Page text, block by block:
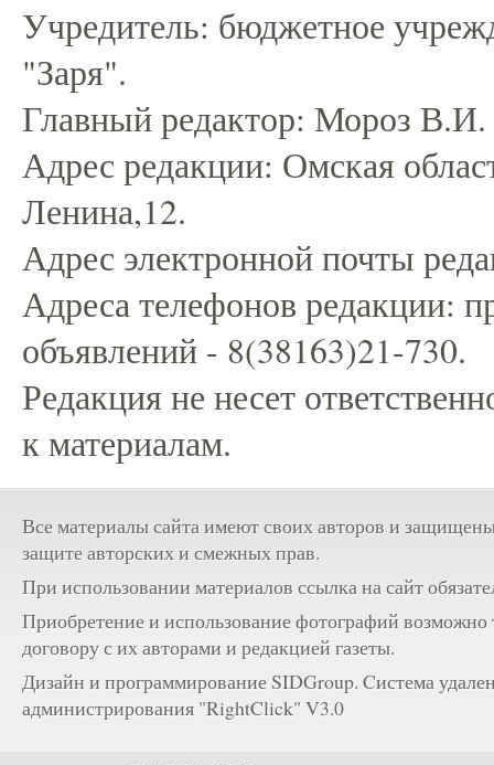
Учредитель: бюджетное
"Заря".
Главный редактор: Мороз В.И.
Адрес редакции: Омская
Ленина,12.
Адрес электронной почты
Адреса телефонов редакции:
объявлений - 8(38163)21-730.
Редакция не несет
к материалам.
Все материалы сайта имеют своих авторов и
защите авторских и смежных прав.
При использовании материалов ссылка на сайт
Приобретение и использование фотографий возможно
договору с их авторами и редакцией газеты.
Дизайн и программирование SIDGroup. Cистема
администрирования "RightClick" V3.0